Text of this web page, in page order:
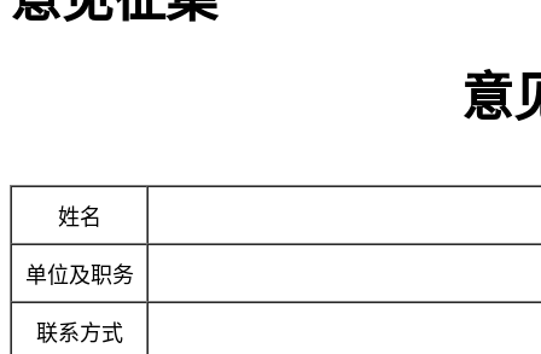
意见征
姓名
单位及职务
联系方式